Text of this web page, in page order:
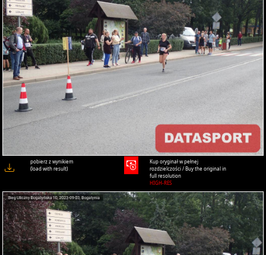
pobierz z wynikiem
(load with result)
Kup oryginał w pełnej
rozdzielczości / Buy the original in
full resolution
HIGH-RES